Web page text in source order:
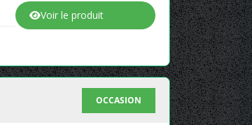
Voir le produit
OCCASION